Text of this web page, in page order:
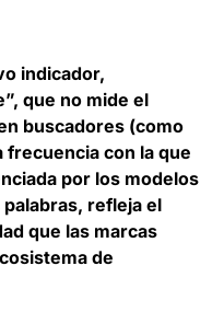
indicador,
que no mide el
buscadores (como
frecuencia con la que
por los modelos
refleja el
que las marcas
de